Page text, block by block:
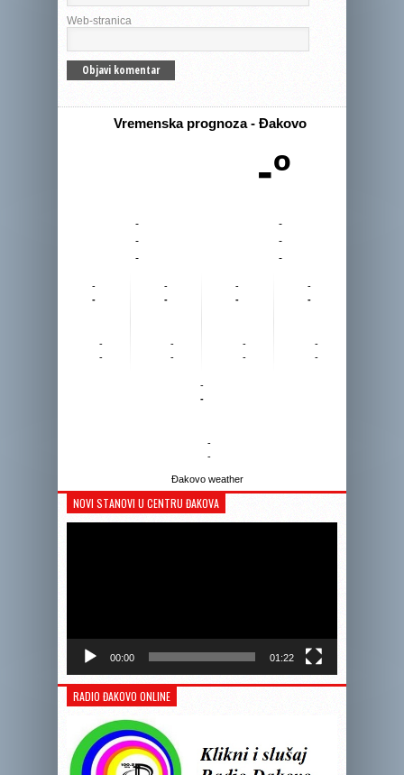
Web-stranica
Vremenska prognoza - Đakovo
-º
-
-
-
-
-
-
-
-
-
-
-
-
-
-
-
-
-
-
-
-
-
-
-
-
-
-
Đakovo weather
NOVI STANOVI U CENTRU ĐAKOVA
00:00 01:22
RADIO ĐAKOVO ONLINE